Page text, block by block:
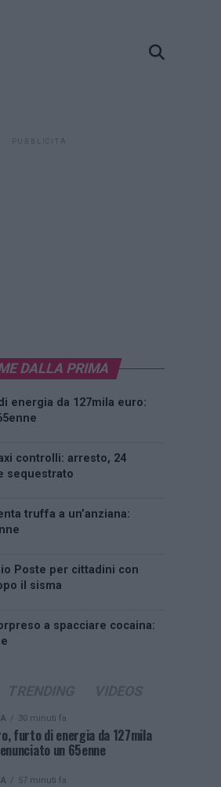
PUBBLICITÀ
DALLA PRIMA
energia da 127mila euro:
controlli: arresto, 24
sequestrato
truffa a un’anziana:
Poste per cittadini con
il sisma
a spacciare cocaina:
30 minuti fa
furto di energia da 127mila
un 65enne
57 minuti fa